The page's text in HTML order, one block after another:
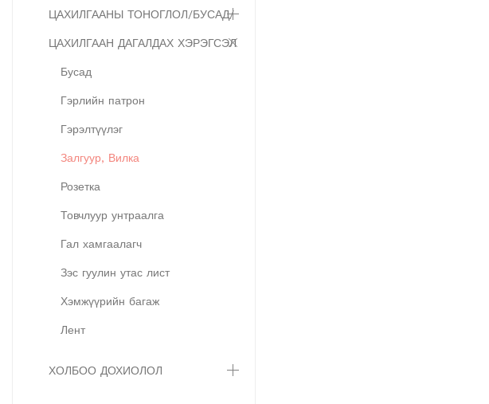
ЦАХИЛГААНЫ ТОНОГЛОЛ/БУСАД/
ЦАХИЛГААН ДАГАЛДАХ ХЭРЭГСЭЛ
Бусад
Гэрлийн патрон
Гэрэлтүүлэг
Залгуур, Вилка
Розетка
Товчлуур унтраалга
Гал хамгаалагч
Зэс гуулин утас лист
Хэмжүүрийн багаж
Лент
ХОЛБОО ДОХИОЛОЛ